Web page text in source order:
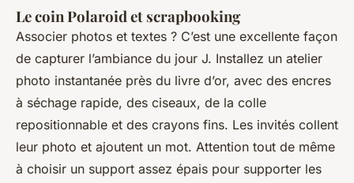
Le coin Polaroid et scrapbooking
Associer photos et textes ? C’est une excellente façon
de capturer l’ambiance du jour J. Installez un atelier
photo instantanée près du livre d’or, avec des encres
à séchage rapide, des ciseaux, de la colle
repositionnable et des crayons fins. Les invités collent
leur photo et ajoutent un mot. Attention tout de même
à choisir un support assez épais pour supporter les